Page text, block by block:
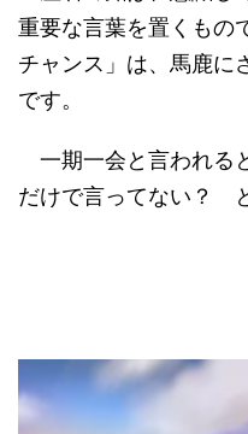
重要な言葉を置くもの
チャンス」は、馬鹿に
です。
一期一会と言われる
だけで言ってない？